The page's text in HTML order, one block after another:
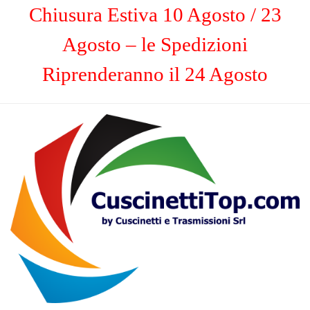
Chiusura Estiva 10 Agosto / 23
Agosto – le Spedizioni
Riprenderanno il 24 Agosto